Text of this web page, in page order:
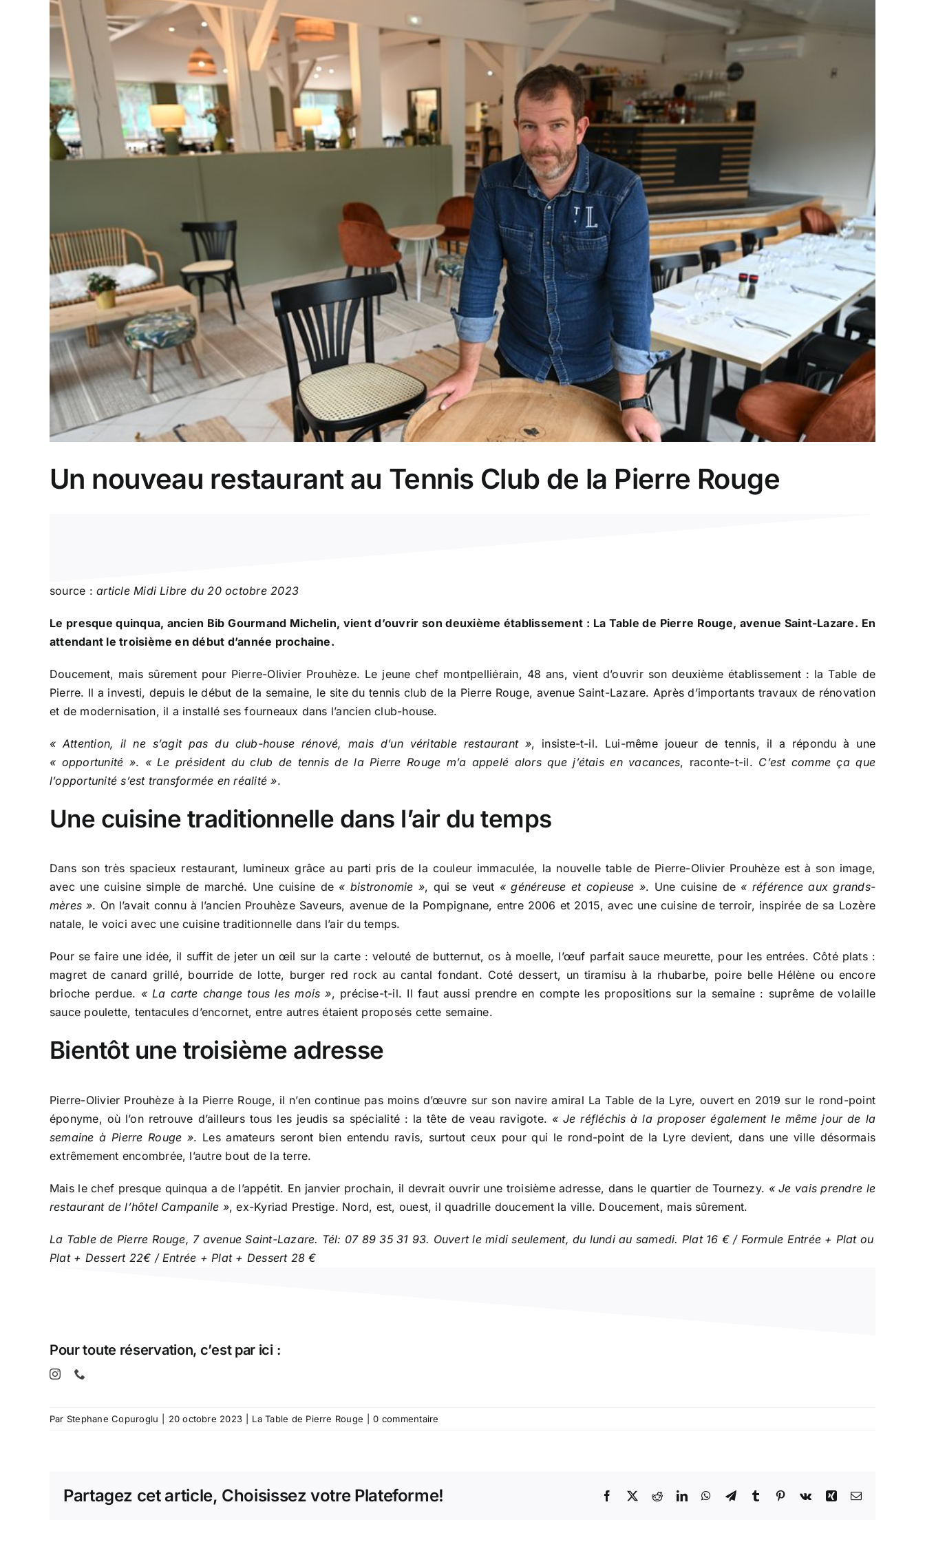
agrandie
Un nouveau restaurant au Tennis Club de la Pierre Rouge
source :article Midi Libre du 20 octobre 2023
Le presque quinqua, ancien Bib Gourmand Michelin, vient d’ouvrir son deuxième établissement : La Table de Pierre Rouge, avenue Saint-Lazare. En
attendant le troisième en début d’année prochaine.
Doucement, mais sûrement pour Pierre-Olivier Prouhèze. Le jeune chef montpelliérain, 48 ans, vient d’ouvrir son deuxième établissement : la Table de
Pierre. Il a investi, depuis le début de la semaine, le site du tennis club de la Pierre Rouge, avenue Saint-Lazare. Après d’importants travaux de rénovation
et de modernisation, il a installé ses fourneaux dans l’ancien club-house.
« Attention, il ne s’agit pas du club-house rénové, mais d’un véritable restaurant », insiste-t-il. Lui-même joueur de tennis, il a répondu à une
« opportunité ». « Le président du club de tennis de la Pierre Rouge m’a appelé alors que j’étais en vacances, raconte-t-il. C’est comme ça que
l’opportunité s’est transformée en réalité ».
Une cuisine traditionnelle dans l’air du temps
Dans son très spacieux restaurant, lumineux grâce au parti pris de la couleur immaculée, la nouvelle table de Pierre-Olivier Prouhèze est à son image,
avec une cuisine simple de marché. Une cuisine de « bistronomie », qui se veut « généreuse et copieuse ». Une cuisine de « référence aux grands-
mères ». On l’avait connu à l’ancien Prouhèze Saveurs, avenue de la Pompignane, entre 2006 et 2015, avec une cuisine de terroir, inspirée de sa Lozère
natale, le voici avec une cuisine traditionnelle dans l’air du temps.
Pour se faire une idée, il suffit de jeter un œil sur la carte : velouté de butternut, os à moelle, l’œuf parfait sauce meurette, pour les entrées. Côté plats :
magret de canard grillé, bourride de lotte, burger red rock au cantal fondant. Coté dessert, un tiramisu à la rhubarbe, poire belle Hélène ou encore
brioche perdue. « La carte change tous les mois », précise-t-il. Il faut aussi prendre en compte les propositions sur la semaine : suprême de volaille
sauce poulette, tentacules d’encornet, entre autres étaient proposés cette semaine.
Bientôt une troisième adresse
Pierre-Olivier Prouhèze à la Pierre Rouge, il n’en continue pas moins d’œuvre sur son navire amiral La Table de la Lyre, ouvert en 2019 sur le rond-point
éponyme, où l’on retrouve d’ailleurs tous les jeudis sa spécialité : la tête de veau ravigote. « Je réfléchis à la proposer également le même jour de la
semaine à Pierre Rouge ». Les amateurs seront bien entendu ravis, surtout ceux pour qui le rond-point de la Lyre devient, dans une ville désormais
extrêmement encombrée, l’autre bout de la terre.
Mais le chef presque quinqua a de l’appétit. En janvier prochain, il devrait ouvrir une troisième adresse, dans le quartier de Tournezy. « Je vais prendre le
restaurant de l’hôtel Campanile », ex-Kyriad Prestige. Nord, est, ouest, il quadrille doucement la ville. Doucement, mais sûrement.
La Table de Pierre Rouge, 7 avenue Saint-Lazare. Tél: 07 89 35 31 93. Ouvert le midi seulement, du lundi au samedi. Plat 16 € / Formule Entrée + Plat ou
Plat + Dessert 22€ / Entrée + Plat + Dessert 28 €
Pour toute réservation, c’est par ici :
Par Stephane Copuroglu 20 octobre 2023 La Table de Pierre Rouge 0 commentaire
Partagez cet article, Choisissez votre Plateforme! Facebook
X RedditLinkedInWhatsApp
TelegramTumblr Pinterest
Vk Xing Email